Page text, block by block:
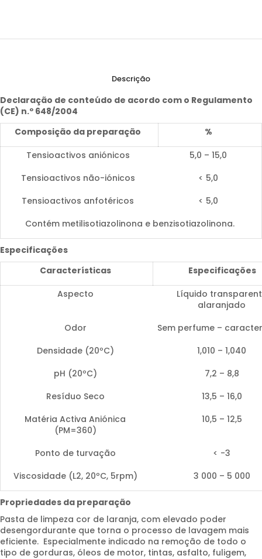
Descrição
Declaração de conteúdo de acordo com o Regulamento
(CE) n.º 648/2004
Composição da preparação
%
Tensioactivos aniónicos
5,0 – 15,0
Tensioactivos não-iónicos
< 5,0
Tensioactivos anfotéricos
< 5,0
Contém metilisotiazolinona e benzisotiazolinona.
Especificações
Características
Especificações
Aspecto
Líquido
alaranjado
Odor
Sem perfume –
Densidade (20ºC)
1,010 – 1,040
pH (20ºC)
7,2 – 8,8
Resíduo Seco
13,5 – 16,0
Matéria Activa Aniónica
(PM=360)
10,5 – 12,5
Ponto de turvação
< -3
Viscosidade (L2, 20ºC, 5rpm)
3 000 – 5 000
Propriedades da preparação
Pasta de limpeza cor de laranja, com elevado poder
desengordurante que torna o processo de lavagem mais
eficiente. Especialmente indicado na remoção de todo o
tipo de gorduras, óleos de motor, tintas, asfalto, fuligem,